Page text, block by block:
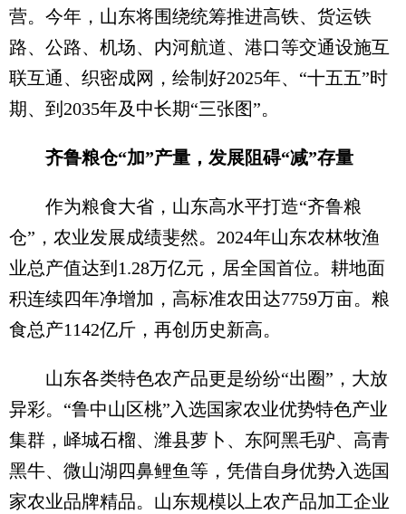
营。今年，山东将围绕统筹推进高铁、货运铁
路、公路、机场、内河航道、港口等交通设施互
联互通、织密成网，绘制好2025年、“十五五”时
期、到2035年及中长期“三张图”。
齐鲁粮仓“加”产量，发展阻碍“减”存量
作为粮食大省，山东高水平打造“齐鲁粮
仓”，农业发展成绩斐然。2024年山东农林牧渔
业总产值达到1.28万亿元，居全国首位。耕地面
积连续四年净增加，高标准农田达7759万亩。粮
食总产1142亿斤，再创历史新高。
山东各类特色农产品更是纷纷“出圈”，大放
异彩。“鲁中山区桃”入选国家农业优势特色产业
集群，峄城石榴、潍县萝卜、东阿黑毛驴、高青
黑牛、微山湖四鼻鲤鱼等，凭借自身优势入选国
家农业品牌精品。山东规模以上农产品加工企业